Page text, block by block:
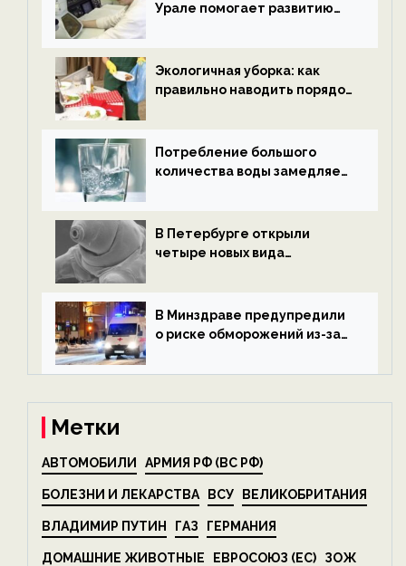
Урале помогает развитию
ECOportal
Экологичная уборка: как
правильно наводить порядок
Потребление большого
количества воды замедляет
В Петербурге открыли
четыре новых вида
экологии на ECOportal
В Минздраве предупредили
о риске обморожений из-за
на ECOportal
Метки
АВТОМОБИЛИ АРМИЯ РФ (ВС РФ)
БОЛЕЗНИ И ЛЕКАРСТВА ВСУ ВЕЛИКОБРИТАНИЯ
ВЛАДИМИР ПУТИН ГАЗ ГЕРМАНИЯ
ДОМАШНИЕ ЖИВОТНЫЕ ЕВРОСОЮЗ (ЕС) ЗОЖ